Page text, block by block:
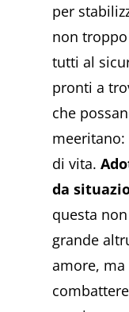
per
non
tutti al
pronti a
che
di vita.
da
questa
grande
amore,